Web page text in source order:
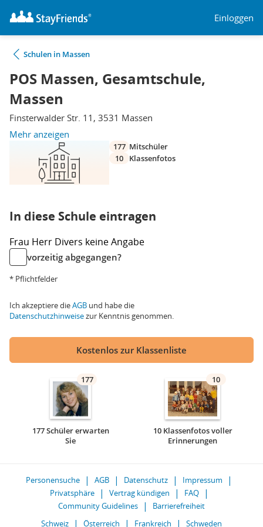
Einloggen
Schulen in Massen
POS Massen, Gesamtschule,
Massen
Finsterwalder Str. 11, 3531 Massen
Mehr anzeigen
177 Mitschüler
10
Klassenfotos
In diese Schule eintragen
Frau Herr Divers keine Angabe
vorzeitig abgegangen?
* Pflichtfelder
Ich akzeptiere dieAGB und habe die
Datenschutzhinweisezur Kenntnis genommen.
Kostenlos zur Klassenliste
177
177 Schüler erwarten
Sie
10
10 Klassenfotos voller
Erinnerungen
Personensuche AGB Datenschutz
Impressum
Privatsphäre
Vertrag kündigen
FAQ
Community Guidelines
Barrierefreiheit
Schweiz
Österreich Frankreich Schweden